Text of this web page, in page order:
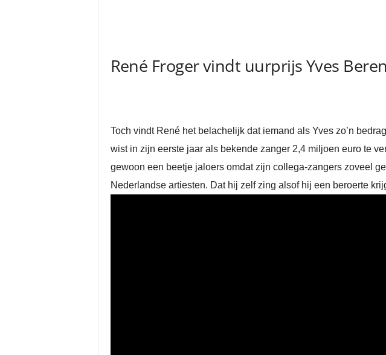
René Froger vindt uurprijs Yves
Toch vindt René het belachelijk dat iemand als Yves zo’n
wist in zijn eerste jaar als bekende zanger 2,4 miljoen euro te
gewoon een beetje jaloers omdat zijn collega-zangers zoveel
Nederlandse artiesten. Dat hij zelf zing alsof hij een beroerte